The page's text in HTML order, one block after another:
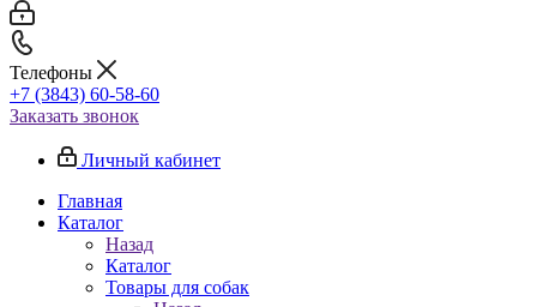
Телефоны
+7 (3843) 60-58-60
Заказать звонок
Личный кабинет
Главная
Каталог
Назад
Каталог
Товары для собак